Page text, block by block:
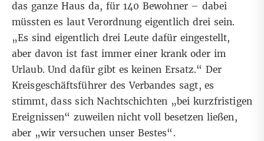
das ganze Haus da, für 140 Bewohner – dabei
müssten es laut Verordnung eigentlich drei sein.
„Es sind eigentlich drei Leute dafür eingestellt,
aber davon ist fast immer einer krank oder im
Urlaub. Und dafür gibt es keinen Ersatz.“ Der
Kreisgeschäftsführer des Verbandes sagt, es
stimmt, dass sich Nachtschichten „bei kurzfristigen
Ereignissen“ zuweilen nicht voll besetzen ließen,
aber „wir versuchen unser Bestes“.